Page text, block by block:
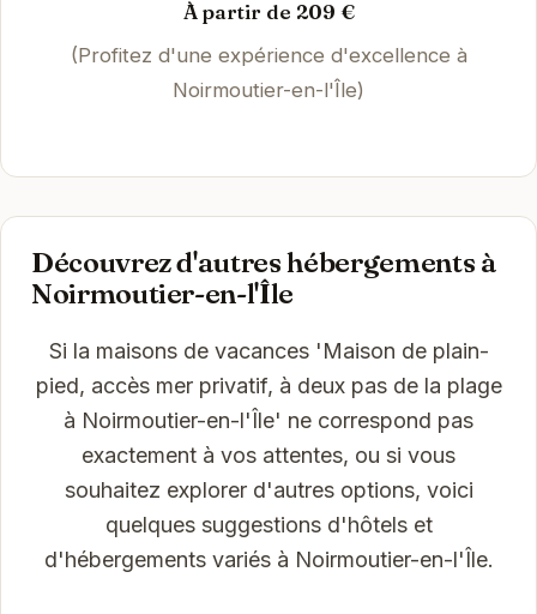
À partir de 209 €
(Profitez d'une expérience d'excellence à
Noirmoutier-en-l'Île)
Découvrez d'autres hébergements à
Noirmoutier-en-l'Île
Si la maisons de vacances 'Maison de plain-
pied, accès mer privatif, à deux pas de la plage
à Noirmoutier-en-l'Île' ne correspond pas
exactement à vos attentes, ou si vous
souhaitez explorer d'autres options, voici
quelques suggestions d'hôtels et
d'hébergements variés à Noirmoutier-en-l'Île.